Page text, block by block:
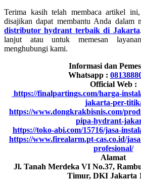
Terima kasih telah membaca artikel
disajikan dapat membantu Anda dalam
distributor hydrant terbaik di Jakarta
lanjut atau untuk memesan
menghubungi kami.
Informasi dan
Whatsapp :
Official Web :
https://finalpartings.com/harga-
jakarta-per-
https://www.dongkrakbisnis.com/
pipa-hydrant-
https://toko-abi.com/15716/jasa-
https://www.firealarm.pt-cas.co.id/
profesional/
Alamat
Jl. Tanah Merdeka VI No.37,
Timur, DKI Jakarta